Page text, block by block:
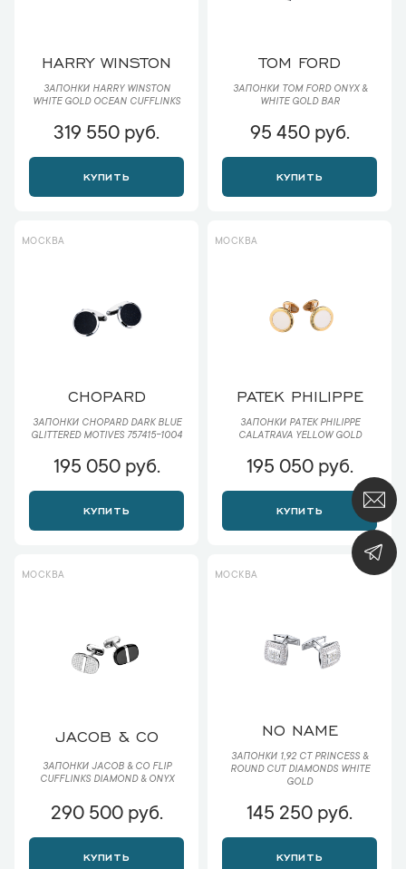
HARRY WINSTON
ЗАПОНКИ HARRY WINSTON
WHITE GOLD OCEAN CUFFLINKS
319 550 руб.
КУПИТЬ
TOM FORD
ЗАПОНКИ TOM FORD ONYX &
WHITE GOLD BAR
95 450 руб.
КУПИТЬ
МОСКВА
CHOPARD
ЗАПОНКИ CHOPARD DARK BLUE
GLITTERED MOTIVES 757415-1004
195 050 руб.
КУПИТЬ
МОСКВА
PATEK PHILIPPE
ЗАПОНКИ PATEK PHILIPPE
CALATRAVA YELLOW GOLD
195 050 руб.
КУПИТЬ
МОСКВА
JACOB & CO
ЗАПОНКИ JACOB & CO FLIP
CUFFLINKS DIAMOND & ONYX
290 500 руб.
КУПИТЬ
МОСКВА
NO NAME
ЗАПОНКИ 1,92 CT PRINCESS &
ROUND CUT DIAMONDS WHITE
GOLD
145 250 руб.
КУПИТЬ